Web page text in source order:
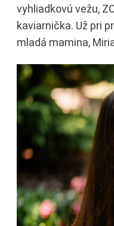
vyhliadkovú vežu,
kaviarnička. Už pri
mladá mamina,